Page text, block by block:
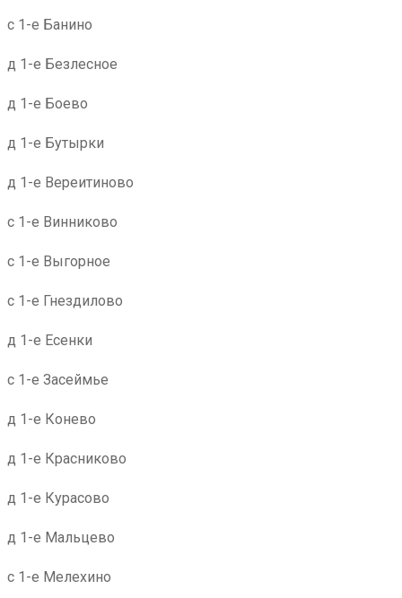
с 1-е Банино
д 1-е Безлесное
д 1-е Боево
д 1-е Бутырки
д 1-е Вереитиново
с 1-е Винниково
с 1-е Выгорное
с 1-е Гнездилово
д 1-е Есенки
с 1-е Засеймье
д 1-е Конево
д 1-е Красниково
д 1-е Курасово
д 1-е Мальцево
с 1-е Мелехино